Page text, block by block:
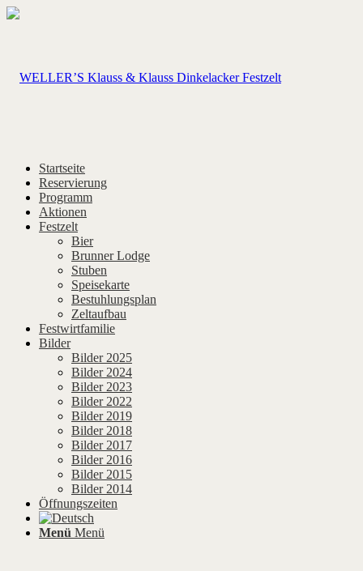
Startseite
Reservierung
Programm
Aktionen
Festzelt
Bier
Brunner Lodge
Stuben
Speisekarte
Bestuhlungsplan
Zeltaufbau
Festwirtfamilie
Bilder
Bilder 2025
Bilder 2024
Bilder 2023
Bilder 2022
Bilder 2019
Bilder 2018
Bilder 2017
Bilder 2016
Bilder 2015
Bilder 2014
Öffnungszeiten
Menü Menü